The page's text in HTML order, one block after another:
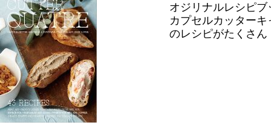
オジリナルレシピブ
カプセルカッター
のレシピがたくさ